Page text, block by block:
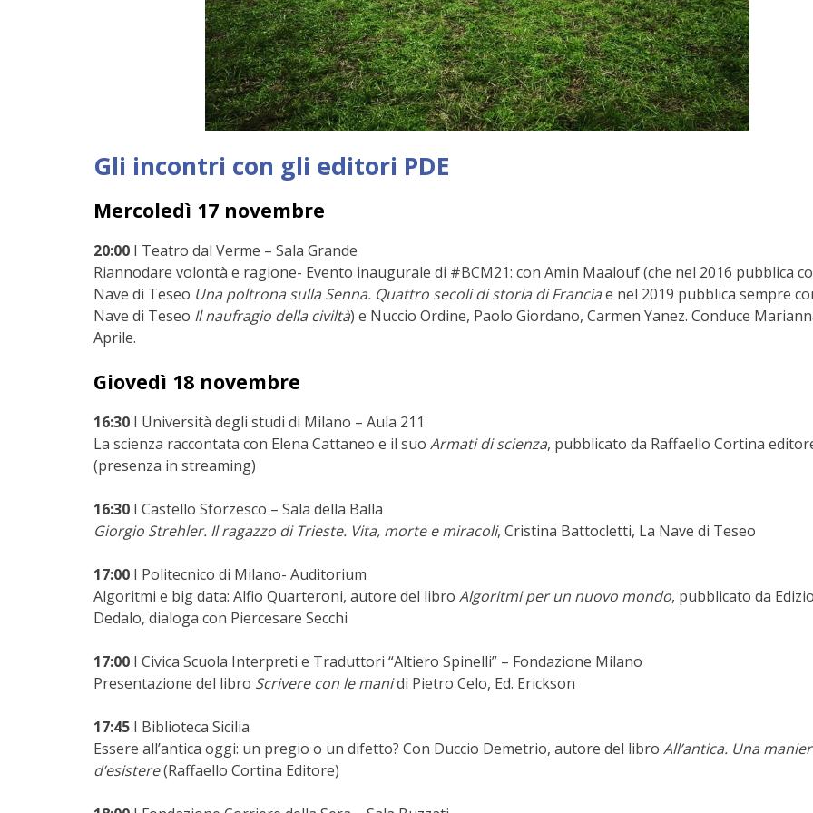
Gli incontri con gli editori PDE
Mercoledì 17 novembre
20:00 I Teatro dal Verme – Sala Grande
Riannodare volontà e ragione- Evento inaugurale di #BCM21: con Amin Maalouf (che nel 2016 pubblica
Nave di Teseo Una poltrona sulla Senna. Quattro secoli di storia di Franciae nel 2019 pubblica sempre
Nave di Teseo Il naufragio della civiltà) e Nuccio Ordine, Paolo Giordano, Carmen Yanez. Conduce
Aprile.
Giovedì 18 novembre
16:30 I Università degli studi di Milano – Aula 211
La scienza raccontata con Elena Cattaneo e il suo Armati di scienza, pubblicato da Raffaello Cortina
(presenza in streaming)
16:30 I Castello Sforzesco – Sala della Balla
Giorgio Strehler. Il ragazzo di Trieste. Vita, morte e miracoli, Cristina Battocletti, La Nave di Teseo
17:00 I Politecnico di Milano- Auditorium
Algoritmi e big data: Alfio Quarteroni, autore del libro Algoritmi per un nuovo mondo, pubblicato da
Dedalo, dialoga con Piercesare Secchi
17:00 I Civica Scuola Interpreti e Traduttori “Altiero Spinelli” – Fondazione Milano
Presentazione del libro Scrivere con le manidi Pietro Celo, Ed. Erickson
17:45 I Biblioteca Sicilia
Essere all’antica oggi: un pregio o un difetto? Con Duccio Demetrio, autore del libro All’antica. Una
d’esistere(Raffaello Cortina Editore)